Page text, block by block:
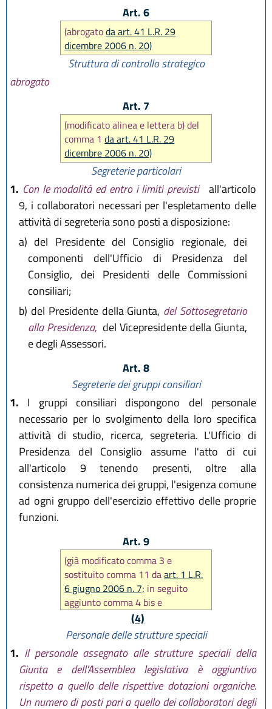
Art. 6
(abrogatoda art. 41 L.R. 29
dicembre 2006 n. 20)
Struttura di controllo strategico
abrogato
Art. 7
(modificato alinea e lettera b) del
comma 1da art. 41 L.R. 29
dicembre 2006 n. 20)
Segreterie particolari
1. Con le modalità ed entro i limiti previsti all'articolo
9, i collaboratori necessari per l'espletamento delle
attività di segreteria sono posti a disposizione:
a) del Presidente del Consiglio regionale, dei
componenti dell'Ufficio di Presidenza del
Consiglio, dei Presidenti delle Commissioni
consiliari;
b) del Presidente della Giunta, del Sottosegretario
alla Presidenza, del Vicepresidente della Giunta,
e degli Assessori.
Art. 8
Segreterie dei gruppi consiliari
1. I gruppi consiliari dispongono del personale
necessario per lo svolgimento della loro specifica
attività di studio, ricerca, segreteria. L'Ufficio di
Presidenza del Consiglio assume l'atto di cui
all'articolo 9 tenendo presenti, oltre alla
consistenza numerica dei gruppi, l'esigenza comune
ad ogni gruppo dell'esercizio effettivo delle proprie
funzioni.
Art. 9
(già modificato comma 3 e
sostituito comma 11 daart. 1 L.R.
6 giugno 2006 n. 7; in seguito
aggiunto comma 4 bis e
modificato comma 5 da
29 dicembre 2006 n. 20,
sostituito comma 5 daart. 29 L.R.
26 luglio 2007 n. 13 , sostituito
intero articolo da
art. 6 L.R. 29
ottobre 2008 n. 17, modificato
comma 5 daart. 50 L.R. 12
(4)
Personale delle strutture speciali
1. Il personale assegnato alle strutture speciali della
Giunta e dell'Assemblea legislativa è aggiuntivo
rispetto a quello delle rispettive dotazioni organiche.
Un numero di posti pari a quello dei collaboratori degli